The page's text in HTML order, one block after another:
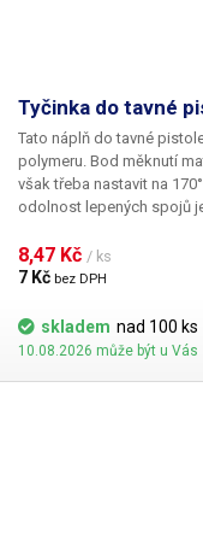
Tyčinka do tavné
Tato náplň do tavné
polymeru. Bod měknutí
však třeba nastavit na
odolnost lepených spojů
8,47 Kč / ks
7 Kč bez DPH
skladem nad 100 ks
10.08.2026 může být u Vás